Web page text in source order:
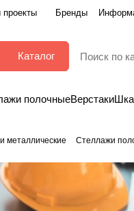
проекты Бренды
Каталог
полочныеВерстаки
металлические Стеллажи